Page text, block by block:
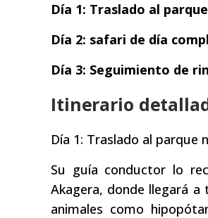
Día 1: Traslado al
Día 2: safari de día
Día 3: Seguimiento de
Itinerario
Día 1: Traslado al parque
Su guía conductor lo
Akagera, donde llegará
animales como